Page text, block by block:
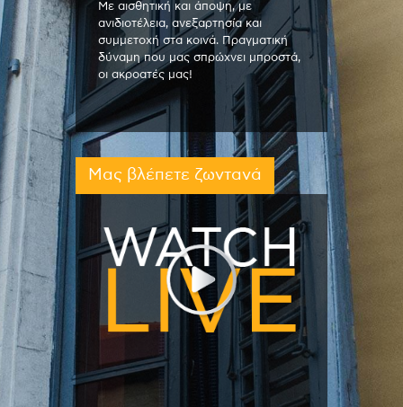
Με αισθητική και άποψη, με
ανιδιοτέλεια, ανεξαρτησία και
συμμετοχή στα κοινά. Πραγματική
δύναμη που μας σπρώχνει μπροστά,
οι ακροατές μας!
Μας βλέπετε ζωντανά